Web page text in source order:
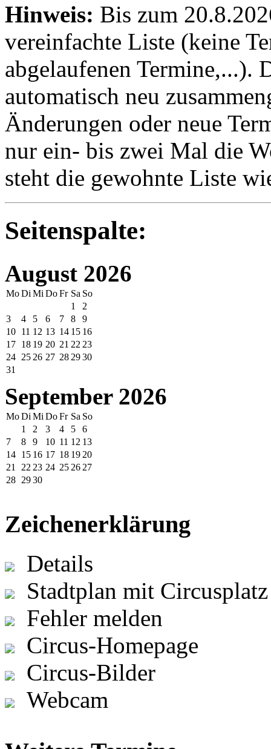
Hinweis: Bis zum
vereinfachte Liste (keine
abgelaufenen
automatisch neu
Änderungen oder neue
nur ein- bis zwei Mal die
steht die gewohnte Liste
Seitenspalte:
August 2026
MoDi Mi DoFr Sa So
1
2
3
4 5 6 7 8
9
10 11 12 13 14 15 16
17 18 19 20 21 22 23
24 25 26 27 28 2930
31
September 2026
MoDi Mi DoFr Sa So
1
2 3 4 5
6
7
8 9 10 11 12 13
14 15 16 17 18 19 20
21
22 23 24 25 26 27
28 2930
Zeichenerklärung
Details
Stadtplan mit Circusplatz
Fehler melden
Circus-Homepage
Circus-Bilder
Webcam